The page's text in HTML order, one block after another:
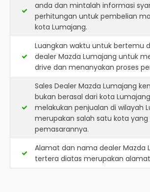
anda dan mintalah informasi
perhitungan untuk pembelian
kota Lumajang.
Luangkan waktu untuk bertemu
dealer Mazda Lumajang untuk
drive dan menanyakan proses
Sales Dealer Mazda Lumajang
bukan berasal dari kota
melakukan penjualan di wilayah
merupakan salah satu kota yang
pemasarannya.
Alamat dan nama dealer Mazda
tertera diatas merupakan